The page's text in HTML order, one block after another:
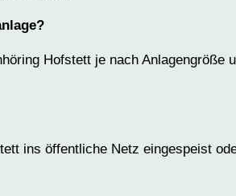
Hofstett je nach Anlagengröße
ins öffentliche Netz eingespeist